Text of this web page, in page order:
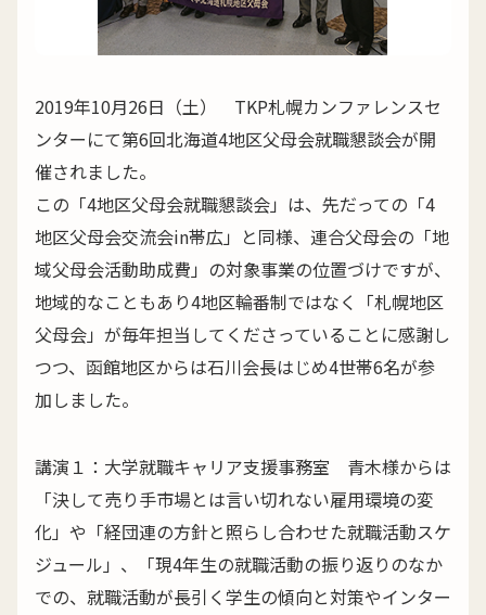
2019年10月26日（土） TKP札幌カンファレンスセ
ンターにて第6回北海道4地区父母会就職懇談会が開
催されました。
この「4地区父母会就職懇談会」は、先だっての「4
地区父母会交流会in帯広」と同様、連合父母会の「地
域父母会活動助成費」の対象事業の位置づけですが、
地域的なこともあり4地区輪番制ではなく「札幌地区
父母会」が毎年担当してくださっていることに感謝し
つつ、函館地区からは石川会長はじめ4世帯6名が参
加しました。
講演１：大学就職キャリア支援事務室 青木様からは
「決して売り手市場とは言い切れない雇用環境の変
化」や「経団連の方針と照らし合わせた就職活動スケ
ジュール」、「現4年生の就職活動の振り返りのなか
での、就職活動が長引く学生の傾向と対策やインター